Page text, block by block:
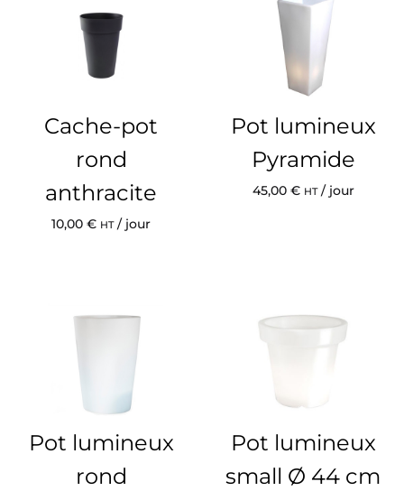
Cache-pot
rond
anthracite
10,00 € HT/ jour
Pot lumineux
Pyramide
45,00 € HT/ jour
Pot lumineux
rond
Pot lumineux
small Ø 44 cm